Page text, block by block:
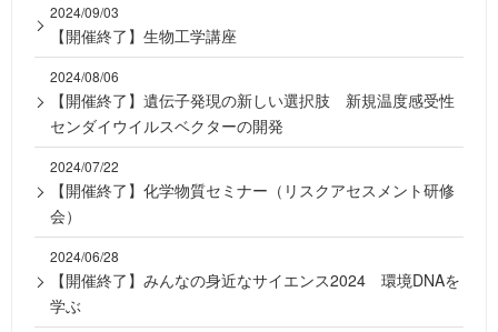
2024/09/03
【開催終了】生物工学講座
2024/08/06
【開催終了】遺伝子発現の新しい選択肢 新規温度感受性
センダイウイルスベクターの開発
2024/07/22
【開催終了】化学物質セミナー（リスクアセスメント研修
会）
2024/06/28
【開催終了】みんなの身近なサイエンス2024 環境DNAを
学ぶ